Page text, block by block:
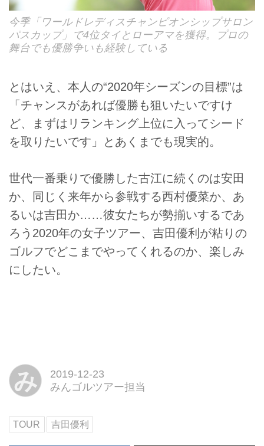
今季「ワールドレディスチャンピオンシップサロン
パスカップ」で4位タイとローアマを獲得。プロの
舞台でも優勝争いも経験している
とはいえ、本人の“2020年シーズンの目標”は
「チャンスがあれば優勝も狙いたいですけ
ど、まずはリランキング上位に入ってシード
を取りたいです」とあくまでも現実的。
世代一番乗りで優勝した古江に続くのは安田
か、同じく来年から参戦する西村優菜か、あ
るいは吉田か……彼女たちが勢揃いするであ
ろう2020年の女子ツアー、吉田優利が粘りの
ゴルフでどこまでやってくれるのか、楽しみ
にしたい。
み
2019-12-23
みんゴルツアー担当
TOUR 吉田優利